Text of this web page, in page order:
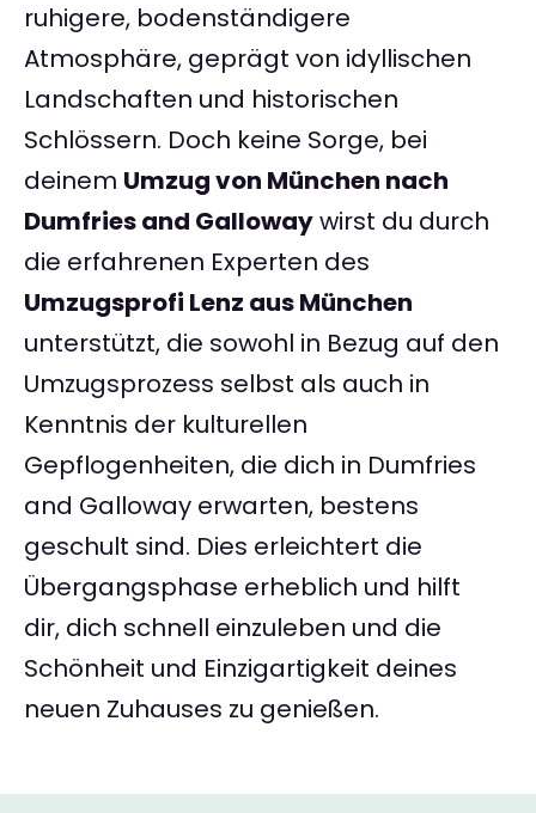
ruhigere, bodenständigere
Atmosphäre, geprägt von idyllischen
Landschaften und historischen
Schlössern. Doch keine Sorge, bei
deinem Umzug von München nach
Dumfries and Gallowaywirst du durch
die erfahrenen Experten des
Umzugsprofi Lenz aus München
unterstützt, die sowohl in Bezug auf den
Umzugsprozess selbst als auch in
Kenntnis der kulturellen
Gepflogenheiten, die dich in Dumfries
and Galloway erwarten, bestens
geschult sind. Dies erleichtert die
Übergangsphase erheblich und hilft
dir, dich schnell einzuleben und die
Schönheit und Einzigartigkeit deines
neuen Zuhauses zu genießen.